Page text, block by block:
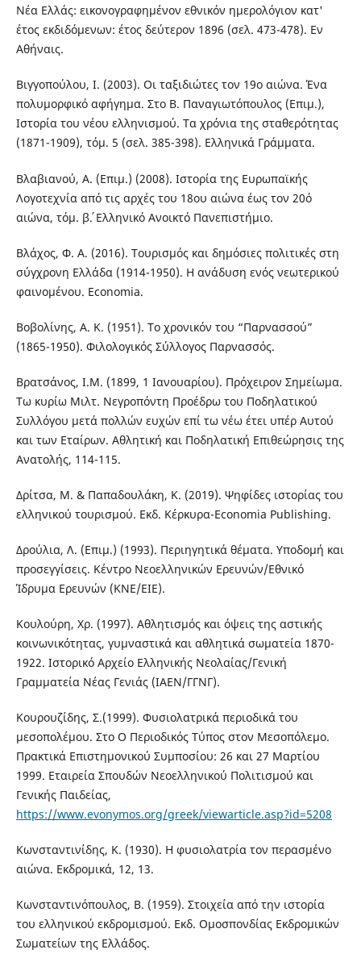
Νέα Ελλάς: εικονογραφημένον εθνικόν ημερολόγιον κατ'
έτος εκδιδόμενων: έτος δεύτερον 1896 (σελ. 473-478). Εν
Αθήναις.
Βιγγοπούλου, Ι. (2003). Οι ταξιδιώτες τον 19ο αιώνα. Ένα
πολυμορφικό αφήγημα. Στο Β. Παναγιωτόπουλος (Επιμ.),
Ιστορία του νέου ελληνισμού. Τα χρόνια της σταθερότητας
(1871-1909), τόμ. 5 (σελ. 385-398). Ελληνικά Γράμματα.
Βλαβιανού, Α. (Επιμ.) (2008). Ιστορία της Ευρωπαϊκής
Λογοτεχνία από τις αρχές του 18ου αιώνα έως τον 20ό
αιώνα, τόμ. β΄. Ελληνικό Ανοικτό Πανεπιστήμιο.
Βλάχος, Φ. Α. (2016). Τουρισμός και δημόσιες πολιτικές στη
σύγχρονη Ελλάδα (1914-1950). Η ανάδυση ενός νεωτερικού
φαινομένου. Economia.
Βοβολίνης, Α. Κ. (1951). Το χρονικόν του “Παρνασσού”
(1865-1950). Φιλολογικός Σύλλογος Παρνασσός.
Βρατσάνος, Ι.Μ. (1899, 1 Ιανουαρίου). Πρόχειρον Σημείωμα.
Τω κυρίω Μιλτ. Νεγροπόντη Προέδρω του Ποδηλατικού
Συλλόγου μετά πολλών ευχών επί τω νέω έτει υπέρ Αυτού
και των Εταίρων. Αθλητική και Ποδηλατική Επιθεώρησις της
Ανατολής, 114-115.
Δρίτσα, Μ. & Παπαδουλάκη, Κ. (2019). Ψηφίδες ιστορίας του
ελληνικού τουρισμού. Εκδ. Κέρκυρα-Economia Publishing.
Δρούλια, Λ. (Επιμ.) (1993). Περιηγητικά θέματα. Υποδομή και
προσεγγίσεις. Κέντρο Νεοελληνικών Ερευνών/Εθνικό
Ίδρυμα Ερευνών (ΚΝΕ/ΕΙΕ).
Κουλούρη, Χρ. (1997). Αθλητισμός και όψεις της αστικής
κοινωνικότητας, γυμναστικά και αθλητικά σωματεία 1870-
1922. Ιστορικό Αρχείο Ελληνικής Νεολαίας/Γενική
Γραμματεία Νέας Γενιάς (ΙΑΕΝ/ΓΓΝΓ).
Κουρουζίδης, Σ.(1999). Φυσιολατρικά περιοδικά του
μεσοπολέμου. Στο Ο Περιοδικός Τύπος στον Μεσοπόλεμο.
Πρακτικά Επιστημονικού Συμποσίου: 26 και 27 Μαρτίου
1999. Εταιρεία Σπουδών Νεοελληνικού Πολιτισμού και
Γενικής Παιδείας,
https://www.evonymos.org/greek/viewarticle.asp?id=5208
Κωνσταντινίδης, Κ. (1930). Η φυσιολατρία τον περασμένο
αιώνα. Εκδρομικά, 12, 13.
Κωνσταντινόπουλος, Β. (1959). Στοιχεία από την ιστορία
του ελληνικού εκδρομισμού. Εκδ. Ομοσπονδίας Εκδρομικών
Σωματείων της Ελλάδος.